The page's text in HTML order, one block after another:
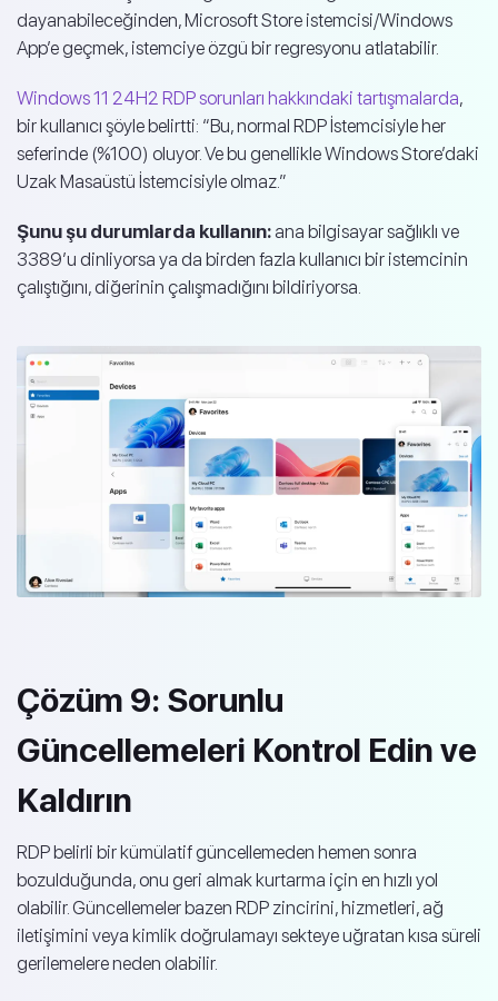
dayanabileceğinden, Microsoft Store istemcisi/Windows
App’e geçmek, istemciye özgü bir regresyonu atlatabilir.
Windows 11 24H2 RDP sorunları hakkındaki tartışmalarda,
bir kullanıcı şöyle belirtti: “Bu, normal RDP İstemcisiyle her
seferinde (%100) oluyor. Ve bu genellikle Windows Store’daki
Uzak Masaüstü İstemcisiyle olmaz.”
Şunu şu durumlarda kullanın: ana bilgisayar sağlıklı ve
3389’u dinliyorsa ya da birden fazla kullanıcı bir istemcinin
çalıştığını, diğerinin çalışmadığını bildiriyorsa.
Çözüm 9: Sorunlu
Güncellemeleri Kontrol Edin ve
Kaldırın
RDP belirli bir kümülatif güncellemeden hemen sonra
bozulduğunda, onu geri almak kurtarma için en hızlı yol
olabilir. Güncellemeler bazen RDP zincirini, hizmetleri, ağ
iletişimini veya kimlik doğrulamayı sekteye uğratan kısa süreli
gerilemelere neden olabilir.